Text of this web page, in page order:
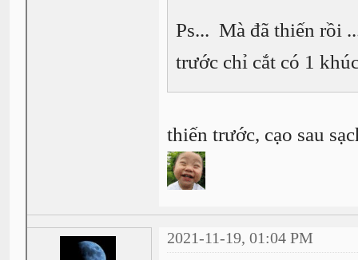
Ps... Mà đã thiến rồi
trước chỉ cắt có 1
thiến trước, cạo sau
2021-11-19, 01:04 PM